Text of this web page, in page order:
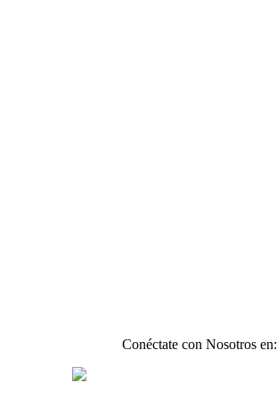
Conéctate con Nosotros en: